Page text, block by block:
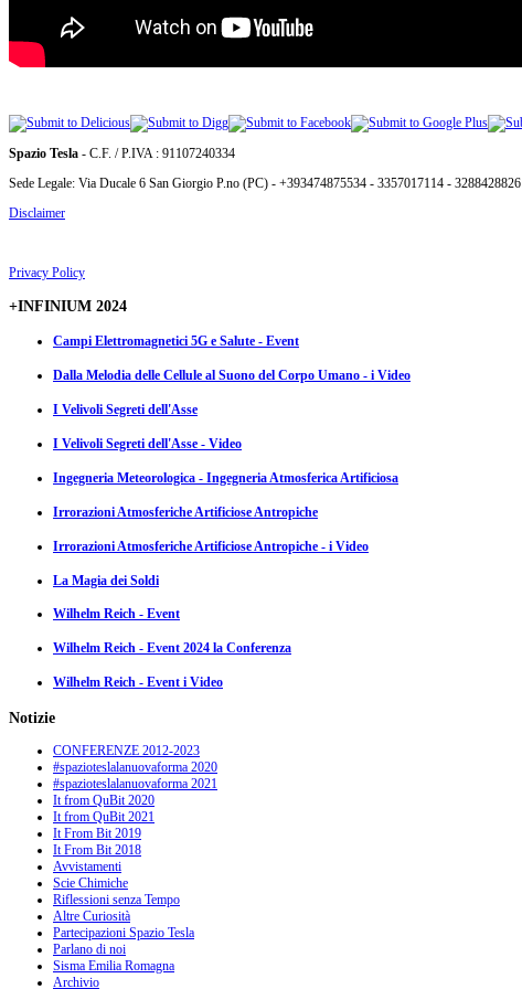
Spazio Tesla - C.F. / P.IVA : 91107240334
Sede Legale: Via Ducale 6 San Giorgio P.no (PC) - +393474875534 - 3357017114 - 3288428826
Disclaimer
Privacy Policy
+INFINIUM 2024
Campi Elettromagnetici 5G e Salute - Event
Dalla Melodia delle Cellule al Suono del Corpo Umano - i Video
I Velivoli Segreti dell'Asse
I Velivoli Segreti dell'Asse - Video
Ingegneria Meteorologica - Ingegneria Atmosferica Artificiosa
Irrorazioni Atmosferiche Artificiose Antropiche
Irrorazioni Atmosferiche Artificiose Antropiche - i Video
La Magia dei Soldi
Wilhelm Reich - Event
Wilhelm Reich - Event 2024 la Conferenza
Wilhelm Reich - Event i Video
Notizie
CONFERENZE 2012-2023
#spazioteslalanuovaforma 2020
#spazioteslalanuovaforma 2021
It from QuBit 2020
It from QuBit 2021
It From Bit 2019
It From Bit 2018
Avvistamenti
Scie Chimiche
Riflessioni senza Tempo
Altre Curiosità
Partecipazioni Spazio Tesla
Parlano di noi
Sisma Emilia Romagna
Archivio